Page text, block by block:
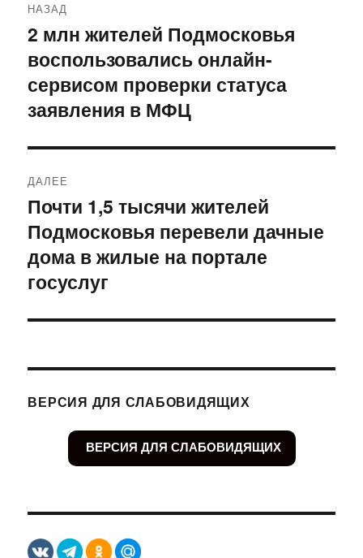
по
записям
НАЗАД
Предыдущая
запись:
2 млн жителей Подмосковья
воспользовались онлайн-
сервисом проверки статуса
заявления в МФЦ
ДАЛЕЕ
Следующая
запись:
Почти 1,5 тысячи жителей
Подмосковья перевели дачные
дома в жилые на портале
госуслуг
ВЕРСИЯ ДЛЯ СЛАБОВИДЯЩИХ
ВЕРСИЯ ДЛЯ СЛАБОВИДЯЩИХ